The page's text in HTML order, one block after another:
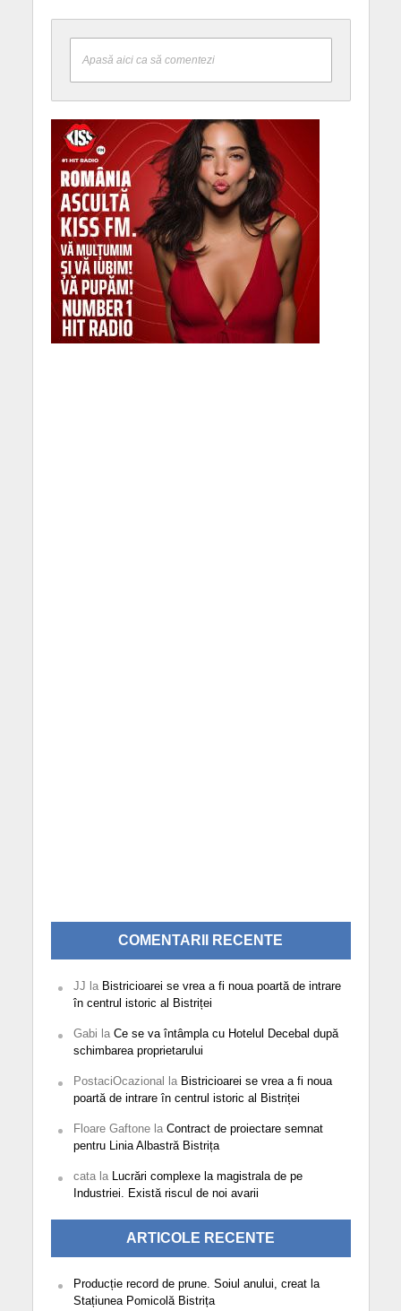
Apasă aici ca să comentezi
COMENTARII RECENTE
JJ la Bistricioarei se vrea a fi noua poartă de intrare
în centrul istoric al Bistriței
Gabi la Ce se va întâmpla cu Hotelul Decebal după
schimbarea proprietarului
PostaciOcazional la Bistricioarei se vrea a fi noua
poartă de intrare în centrul istoric al Bistriței
Floare Gaftonela Contract de proiectare semnat
pentru Linia Albastră Bistrița
catala Lucrări complexe la magistrala de pe
Industriei. Există riscul de noi avarii
ARTICOLE RECENTE
Producție record de prune. Soiul anului, creat la
Stațiunea Pomicolă Bistrița